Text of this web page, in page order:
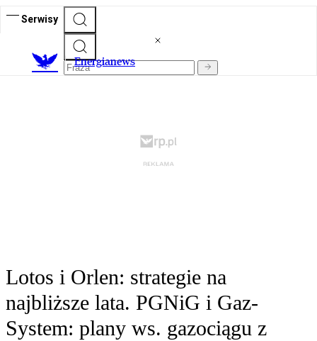
Serwisy
Energianews
Lotos i Orlen: strategie na
najbliższe lata. PGNiG i Gaz-
System: plany ws. gazociągu z